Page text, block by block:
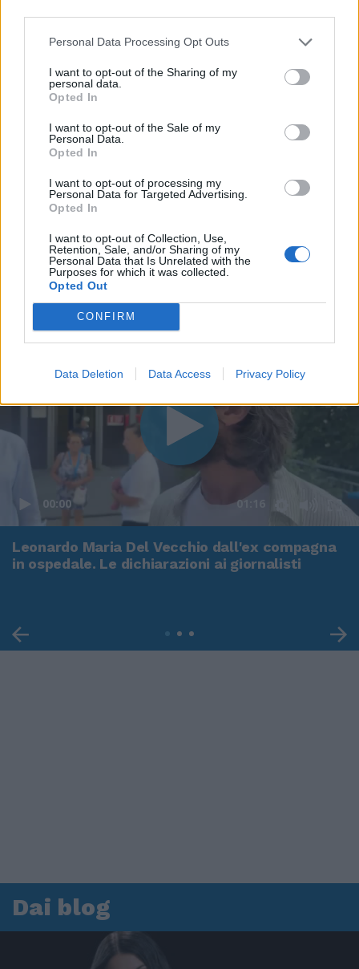
Personal Data Processing Opt Outs
I want to opt-out of the Sharing of my
personal data.
Opted In
I want to opt-out of the Sale of my
Personal Data.
Opted In
I want to opt-out of processing my
Personal Data for Targeted Advertising.
Opted In
I want to opt-out of Collection, Use,
Retention, Sale, and/or Sharing of my
Personal Data that Is Unrelated with the
Purposes for which it was collected.
Opted Out
CONFIRM
Data Deletion Data Access Privacy Policy
00:00 01:16
Leonardo Maria Del Vecchio dall'ex compagna
in ospedale. Le dichiarazioni ai giornalisti
Dai blog